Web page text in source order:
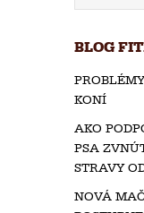
BLOG
KONÍ
AKO
PSA
STRAVY
NOVÁ